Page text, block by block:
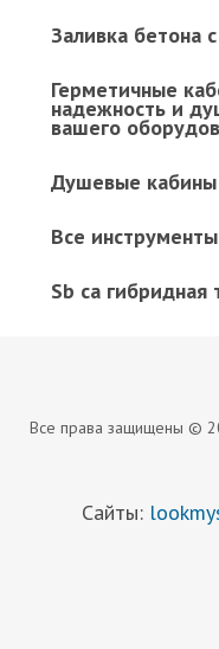
Заливка бетона
Герметичные
надежность и
вашего
Душевые
Все
Sb ca гибридная
Все права защищены ©
Сайты: